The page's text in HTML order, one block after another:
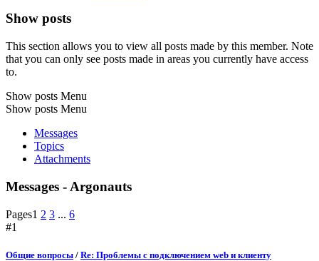
Show posts
This section allows you to view all posts made by this member. Note
that you can only see posts made in areas you currently have access
to.
Show posts Menu
Show posts Menu
Messages
Topics
Attachments
Messages - Argonauts
Pages1 2 3 ... 6
#1
Общие вопросы / Re: Проблемы с подключением web и клиенту